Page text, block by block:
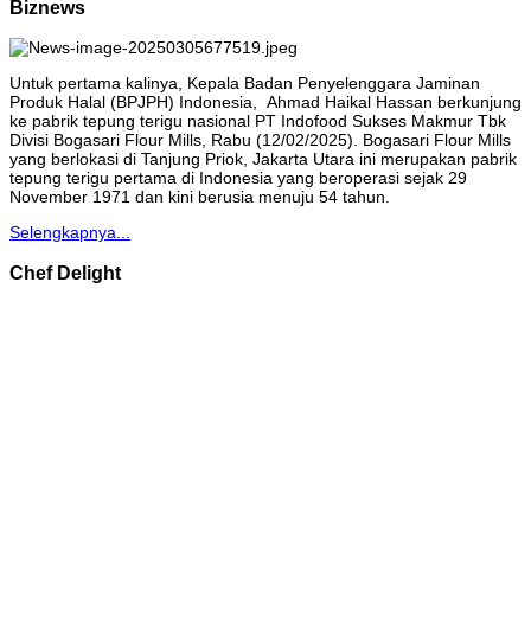
Biznews
Untuk pertama kalinya, Kepala Badan Penyelenggara Jaminan
Produk Halal (BPJPH) Indonesia, Ahmad Haikal Hassan berkunjung
ke pabrik tepung terigu nasional PT Indofood Sukses Makmur Tbk
Divisi Bogasari Flour Mills, Rabu (12/02/2025). Bogasari Flour Mills
yang berlokasi di Tanjung Priok, Jakarta Utara ini merupakan pabrik
tepung terigu pertama di Indonesia yang beroperasi sejak 29
November 1971 dan kini berusia menuju 54 tahun.
Selengkapnya...
Chef Delight